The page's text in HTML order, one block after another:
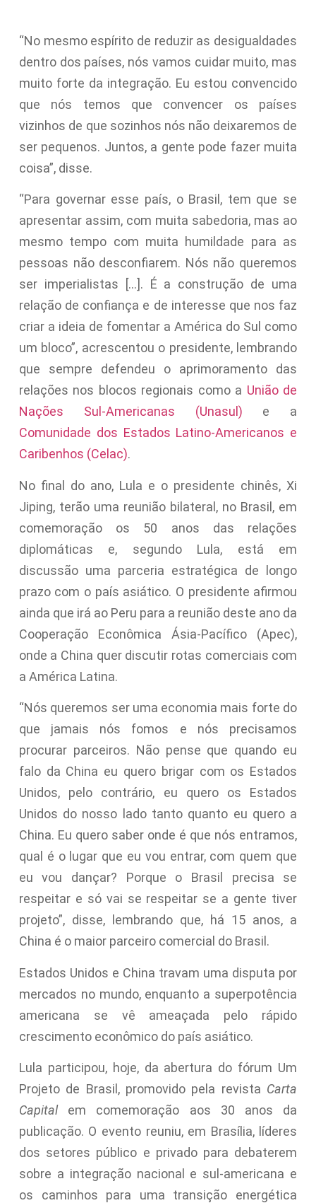
“No mesmo espírito de reduzir as desigualdades
dentro dos países, nós vamos cuidar muito, mas
muito forte da integração. Eu estou convencido
que nós temos que convencer os países
vizinhos de que sozinhos nós não deixaremos de
ser pequenos. Juntos, a gente pode fazer muita
coisa”, disse.
“Para governar esse país, o Brasil, tem que se
apresentar assim, com muita sabedoria, mas ao
mesmo tempo com muita humildade para as
pessoas não desconfiarem. Nós não queremos
ser imperialistas […]. É a construção de uma
relação de confiança e de interesse que nos faz
criar a ideia de fomentar a América do Sul como
um bloco”, acrescentou o presidente, lembrando
que sempre defendeu o aprimoramento das
relações nos blocos regionais como a União de
Nações Sul-Americanas (Unasul) e a
Comunidade dos Estados Latino-Americanos e
Caribenhos (Celac).
No final do ano, Lula e o presidente chinês, Xi
Jiping, terão uma reunião bilateral, no Brasil, em
comemoração os 50 anos das relações
diplomáticas e, segundo Lula, está em
discussão uma parceria estratégica de longo
prazo com o país asiático. O presidente afirmou
ainda que irá ao Peru para a reunião deste ano da
Cooperação Econômica Ásia-Pacífico (Apec),
onde a China quer discutir rotas comerciais com
a América Latina.
“Nós queremos ser uma economia mais forte do
que jamais nós fomos e nós precisamos
procurar parceiros. Não pense que quando eu
falo da China eu quero brigar com os Estados
Unidos, pelo contrário, eu quero os Estados
Unidos do nosso lado tanto quanto eu quero a
China. Eu quero saber onde é que nós entramos,
qual é o lugar que eu vou entrar, com quem que
eu vou dançar? Porque o Brasil precisa se
respeitar e só vai se respeitar se a gente tiver
projeto”, disse, lembrando que, há 15 anos, a
China é o maior parceiro comercial do Brasil.
Estados Unidos e China travam uma disputa por
mercados no mundo, enquanto a superpotência
americana se vê ameaçada pelo rápido
crescimento econômico do país asiático.
Lula participou, hoje, da abertura do fórum Um
Projeto de Brasil, promovido pela revista Carta
Capital em comemoração aos 30 anos da
publicação. O evento reuniu, em Brasília, líderes
dos setores público e privado para debaterem
sobre a integração nacional e sul-americana e
os caminhos para uma transição energética